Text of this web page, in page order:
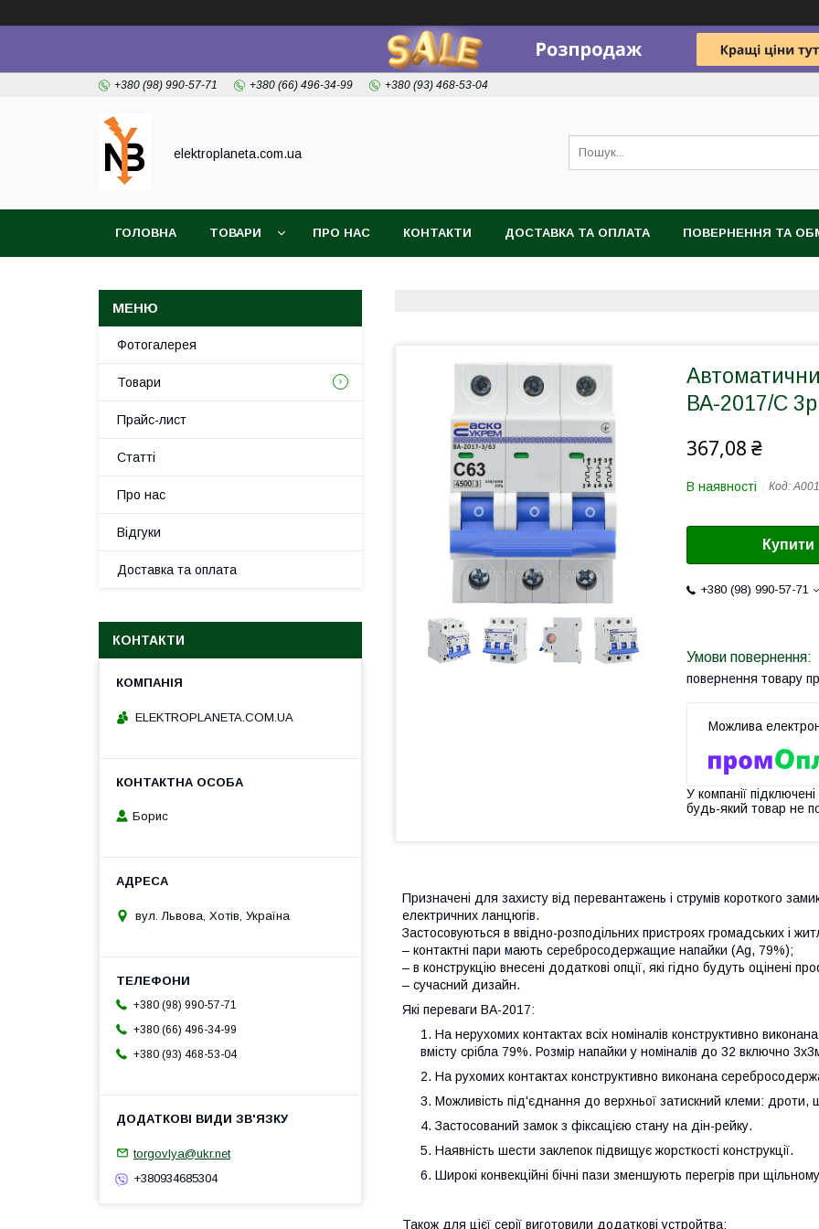
+380 (98) 990-57-71 +380 (66) 496-34-99 +380 (93) 468-53-04
elektroplaneta.com.ua
ГОЛОВНА ТОВАРИ ПРО НАС КОНТАКТИ ДОСТАВКА ТА ОПЛАТА ПОВЕРНЕННЯ ТА
ВА-2017/C
367,08 ₴
В наявності Код:
Купити
+380 (98) 990-57-71
повернення товару
У компанії
будь-який товар не
Призначені для захисту від перевантажень і струмів короткого
електричних ланцюгів.
Застосовуються в ввідно-розподільних пристроях громадських і
– контактні пари мають серебросодержащие напайки (Ag, 79%);
– в конструкцію внесені додаткові опції, які гідно будуть оцінені
– сучасний дизайн.
Які переваги ВА-2017:
На нерухомих контактах всіх номіналів конструктивно
вмісту срібла 79%. Розмір напайки у номіналів до 32 включно
На рухомих контактах конструктивно виконана
Можливість під'єднання до верхньої затискний клеми: дроти,
Застосований замок з фіксацією стану на дін-рейку.
Наявність шести заклепок підвищує жорсткості конструкції.
Широкі конвекційні бічні пази зменшують перегрів при
Також для цієї серії виготовили додаткові устройтва:
Фотогалерея
Товари
Прайс-лист
Статті
Про нас
Відгуки
Доставка та оплата
КОНТАКТИ
ELEKTROPLANETA.COM.UA
Борис
вул. Львова, Хотів, Україна
+380 (98) 990-57-71
+380 (66) 496-34-99
+380 (93) 468-53-04
torgovlya@ukr.net
+380934685304